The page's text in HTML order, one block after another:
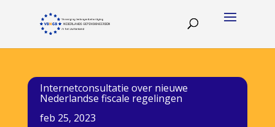
Internetconsultatie over nieuwe
Nederlandse fiscale regelingen
feb 25, 2023